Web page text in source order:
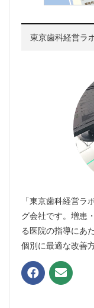
東京歯科経営ラ
「東京歯科経営ラ
グ会社です。増患
る医院の指導にあ
個別に最適な改善